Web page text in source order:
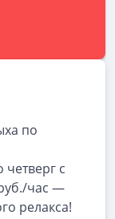
по
с
час —
релакса!